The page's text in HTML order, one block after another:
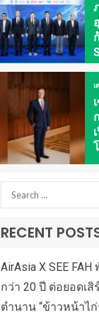
เ
RECENT
AirAsia X SEE
กว่า 20 ปี ต่อยอดเ
ตำนาน “ข้าวหน้าไ